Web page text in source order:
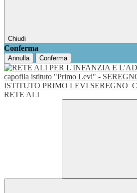
Chiudi
Conferma
Annulla Conferma
ISTITUTO PRIMO LEVI SEREGNO
RETE ALI